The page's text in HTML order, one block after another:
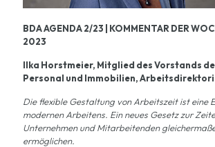
BDA AGENDA 2/23 | KOMMENTAR DER
2023
Ilka Horstmeier, Mitglied des Vorstands
Personal und Immobilien,
Die flexible Gestaltung von Arbeitszeit ist eine
modernen Arbeitens. Ein neues Gesetz zur
Unternehmen und Mitarbeitenden
ermöglichen.